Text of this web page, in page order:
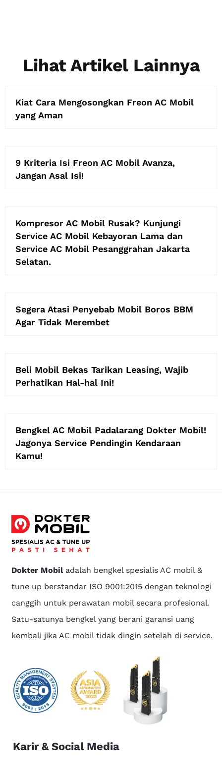
Lihat Artikel Lainnya
Kiat Cara Mengosongkan Freon AC Mobil
yang Aman
9 Kriteria Isi Freon AC Mobil Avanza,
Jangan Asal Isi!
Kompresor AC Mobil Rusak? Kunjungi
Service AC Mobil Kebayoran Lama dan
Service AC Mobil Pesanggrahan Jakarta
Selatan.
Segera Atasi Penyebab Mobil Boros BBM
Agar Tidak Merembet
Beli Mobil Bekas Tarikan Leasing, Wajib
Perhatikan Hal-hal Ini!
Bengkel AC Mobil Padalarang Dokter Mobil!
Jagonya Service Pendingin Kendaraan
Kamu!
Dokter Mobiladalah bengkel spesialis AC mobil &
tune up berstandar ISO 9001:2015 dengan teknologi
canggih untuk perawatan mobil secara profesional.
Satu-satunya bengkel yang berani garansi uang
kembali jika AC mobil tidak dingin setelah di service.
Karir & Social Media